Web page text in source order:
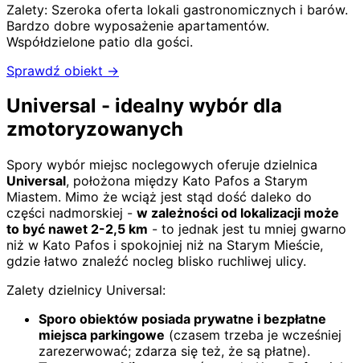
Zalety: Szeroka oferta lokali gastronomicznych i barów.
Bardzo dobre wyposażenie apartamentów.
Współdzielone patio dla gości.
Sprawdź obiekt →
Universal - idealny wybór dla
zmotoryzowanych
Spory wybór miejsc noclegowych oferuje dzielnica
Universal, położona między Kato Pafos a Starym
Miastem. Mimo że wciąż jest stąd dość daleko do
części nadmorskiej - w zależności od lokalizacji może
to być nawet 2-2,5 km - to jednak jest tu mniej gwarno
niż w Kato Pafos i spokojniej niż na Starym Mieście,
gdzie łatwo znaleźć nocleg blisko ruchliwej ulicy.
Zalety dzielnicy Universal:
Sporo obiektów posiada prywatne i bezpłatne
miejsca parkingowe (czasem trzeba je wcześniej
zarezerwować; zdarza się też, że są płatne).